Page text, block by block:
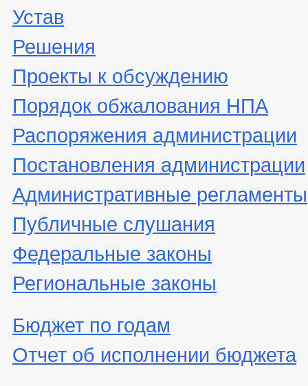
Устав
Решения
Проекты к обсуждению
Порядок обжалования НПА
Распоряжения администрации
Постановления администрации
Административные регламенты
Публичные слушания
Федеральные законы
Региональные законы
Бюджет по годам
Отчет об исполнении бюджета